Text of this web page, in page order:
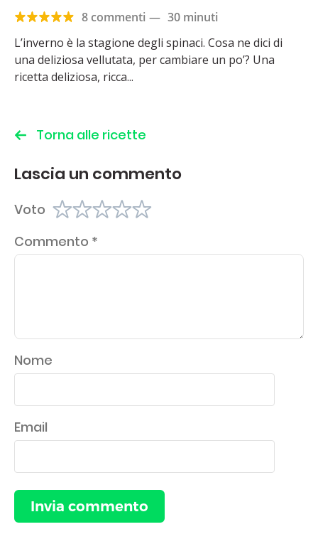
8 commenti — 30 minuti
L’inverno è la stagione degli spinaci. Cosa ne dici di
una deliziosa vellutata, per cambiare un po’? Una
ricetta deliziosa, ricca...
Torna alle ricette
Lascia un commento
Voto
Commento *
Nome
Email